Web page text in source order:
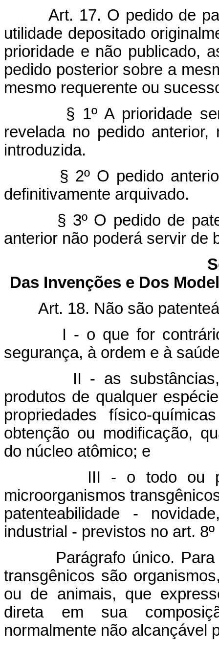
Art. 17. O pedido de
utilidade depositado
prioridade e não publicado,
pedido posterior sobre a
mesmo requerente ou
§ 1º A prioridade
revelada no pedido
introduzida.
§ 2º O pedido
definitivamente arquivado.
§ 3º O pedido de
anterior não poderá servir de
Das Invenções e Dos
Art. 18. Não são
I - o que for
segurança, à ordem e à
II - as
produtos de qualquer
propriedades físico-
obtenção ou modificação,
do núcleo atômico; e
III - o todo ou
microorganismos
patenteabilidade -
industrial - previstos no art.
Parágrafo único.
transgênicos são
ou de animais, que
direta em sua
normalmente não alcançável